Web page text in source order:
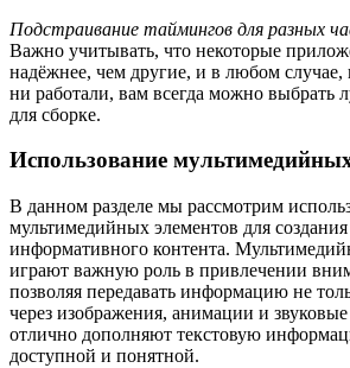
Подстраивание таймингов для разных
Важно учитывать, что некоторые
надёжнее, чем другие, и в любом
ни работали, вам всегда можно
для сборке.
Использование
В данном разделе мы рассмотрим
мультимедийных элементов для
информативного контента.
играют важную роль в привлечении
позволяя передавать информацию не
через изображения, анимации и
отлично дополняют текстовую
доступной и понятной.